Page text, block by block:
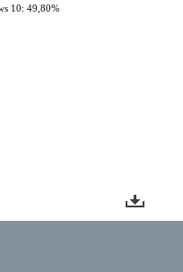
10: 49,80%